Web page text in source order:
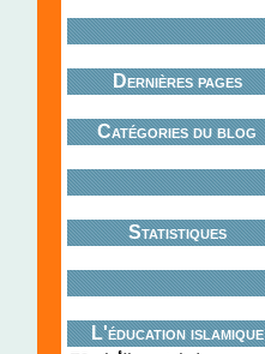
Dernières pages
Catégories du blog
Statistiques
L'éducation islamique